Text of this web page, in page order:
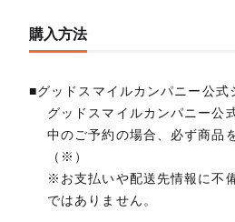
購入方法
■グッドスマイルカンパニー公式
グッドスマイルカンパニー公
中のご予約の場合、必ず商品
（※）
※お支払いや配送先情報に不
ではありません。